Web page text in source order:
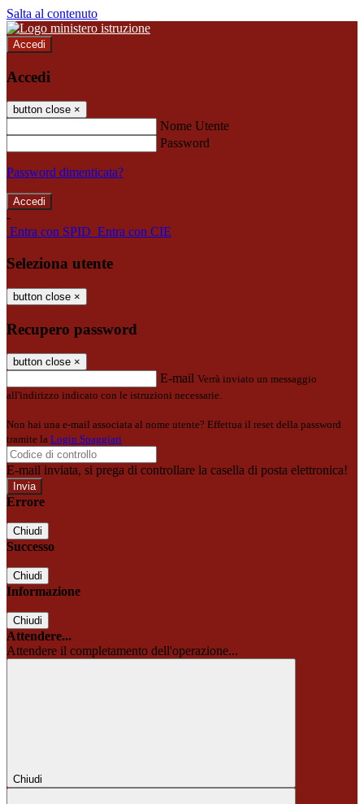
Salta al contenuto
Accedi
Accedi
button close ×
Nome Utente
Password
Password dimenticata?
-
Entra con SPID Entra con CIE
Seleziona utente
button close ×
Recupero password
button close ×
E-mail Verrà inviato un messaggio
all'indirizzo indicato con le istruzioni necessarie.
Non hai una e-mail associata al nome utente? Effettua il reset della password
tramite la Login Spaggiari
E-mail inviata, si prega di controllare la casella di posta elettronica!
Errore
Chiudi
Successo
Chiudi
Informazione
Chiudi
Attendere...
Attendere il completamento dell'operazione...
Chiudi